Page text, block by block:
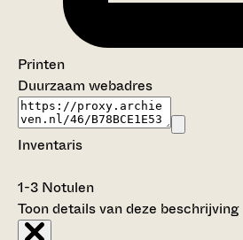
Printen
Duurzaam webadres
Inventaris
1-3 Notulen
Toon details van deze beschrijving